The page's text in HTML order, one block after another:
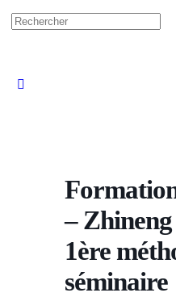
Recherche
pour:
–
1ère
séminaire